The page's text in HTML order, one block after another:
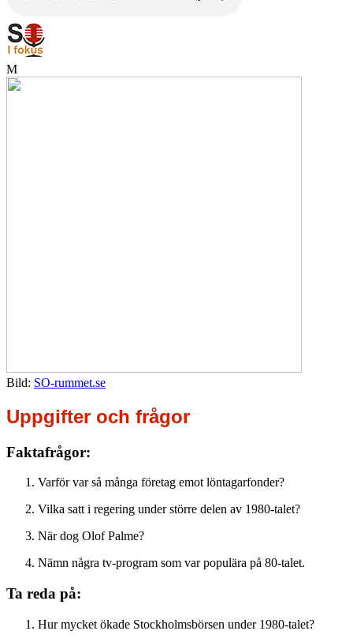
M
Bild: SO-rummet.se
Uppgifter och frågor
Faktafrågor:
Varför var så många företag emot löntagarfonder?
Vilka satt i regering under större delen av 1980-talet?
När dog Olof Palme?
Nämn några tv-program som var populära på 80-talet.
Ta reda på:
Hur mycket ökade Stockholmsbörsen under 1980-talet?